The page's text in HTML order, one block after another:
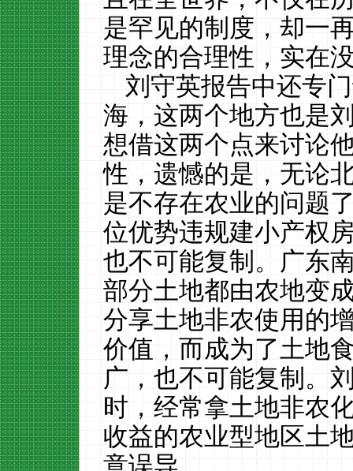
是罕见的制度，却一
理念的合理性，实在
刘守英报告中还专
海，这两个地方也是
想借这两个点来讨论
性，遗憾的是，无论
是不存在农业的问题
位优势违规建小产权
也不可能复制。广东
部分土地都由农地变
分享土地非农使用的
价值，而成为了土地
广，也不可能复制。
时，经常拿土地非农
收益的农业型地区土